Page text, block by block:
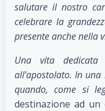
salutare il nostro
celebrare la
presente anche nella
Una vita
all’apostolato. In
quando, come si
destinazione ad un